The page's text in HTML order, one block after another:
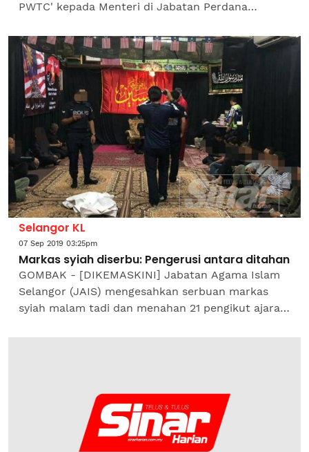
PWTC' kepada Menteri di Jabatan Perdana
dimuat naik dalam...
Selangor KL
07 Sep 2019 03:25pm
Markas syiah diserbu: Pengerusi antara ditahan
GOMBAK - [DIKEMASKINI] Jabatan Agama Islam
Selangor (JAIS) mengesahkan serbuan markas
syiah malam tadi dan menahan 21 pengikut ajaran
Azizi. Serbuan...